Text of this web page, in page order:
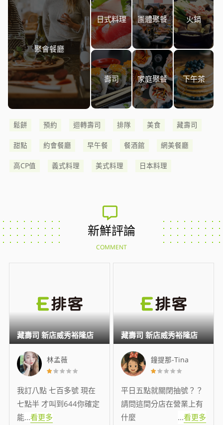
聚會餐廳
日式料理 團體聚餐 火鍋
壽司 家庭聚餐 下午茶
鬆餅 預約 迴轉壽司 排隊 美食 藏壽司
甜點 約會餐廳 早午餐 餐酒館 網美餐廳
高CP值 義式料理 美式料理 日本料理
新鮮評論
COMMENT
林孟薇
我訂八點 七百多號 現在
七點半 才叫到644你確定
能...看更多
藏壽司 新店威秀裕隆店
鐘提那-Tina
平日五點就關閉抽號？？
請問這間分店在營業上有
什麼
...看更多
藏壽司 新店威秀裕隆店